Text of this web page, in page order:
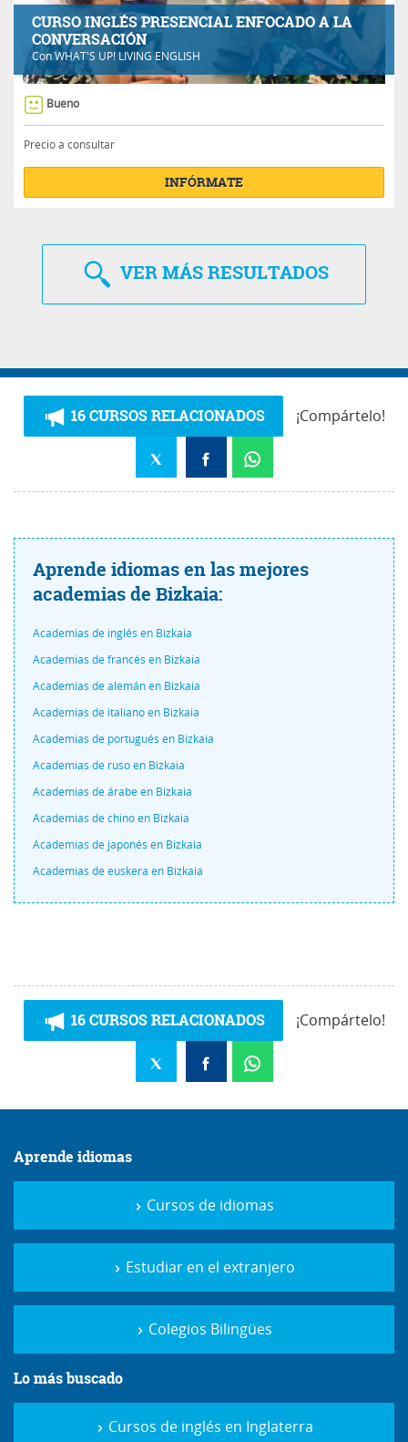
CURSO INGLÉS PRESENCIAL ENFOCADO A LA
CONVERSACIÓN
ConWHAT'S UP! LIVING ENGLISH
Bueno
Precio a consultar
INFÓRMATE
VERMÁS RESULTADOS
16 CURSOS RELACIONADOS ¡Compártelo!
Aprende idiomas en las mejores
academias de Bizkaia:
Academias de inglés en Bizkaia
Academias de francés en Bizkaia
Academias de alemán en Bizkaia
Academias de italiano en Bizkaia
Academias de portugués en Bizkaia
Academias de ruso en Bizkaia
Academias de árabe en Bizkaia
Academias de chino en Bizkaia
Academias de japonés en Bizkaia
Academias de euskera en Bizkaia
16 CURSOS RELACIONADOS ¡Compártelo!
Aprende idiomas
Cursos de idiomas
Estudiar en el extranjero
Colegios Bilingües
Lo más buscado
Cursos de inglés en Inglaterra